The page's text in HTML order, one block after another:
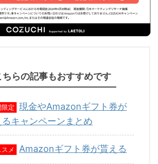
ちらの記事もおすすめです
定
現金やAmazonギフト券が
キャンペーンまとめ
メ Amazonギフト券が貰える